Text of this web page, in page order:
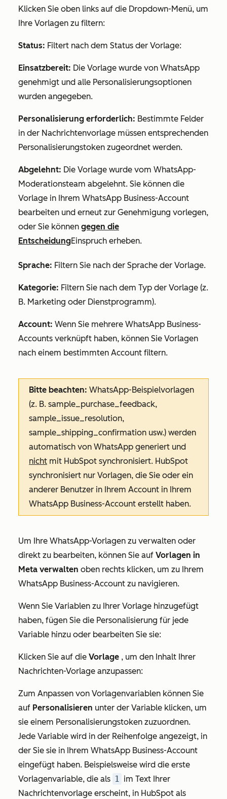
Klicken Sie oben links auf die Dropdown-Menü, um
Ihre Vorlagen zu filtern:
Status: Filtert nach dem Status der Vorlage:
Einsatzbereit: Die Vorlage wurde von WhatsApp
genehmigt und alle Personalisierungsoptionen
wurden angegeben.
Personalisierung erforderlich: Bestimmte Felder
in der Nachrichtenvorlage müssen entsprechenden
Personalisierungstoken zugeordnet werden.
Abgelehnt: Die Vorlage wurde vom WhatsApp-
Moderationsteam abgelehnt. Sie können die
Vorlage in Ihrem WhatsApp Business-Account
bearbeiten und erneut zur Genehmigung vorlegen,
oder Sie können gegen die
EntscheidungEinspruch erheben.
Sprache: Filtern Sie nach der Sprache der Vorlage.
Kategorie: Filtern Sie nach dem Typ der Vorlage (z.
B. Marketing oder Dienstprogramm).
Account: Wenn Sie mehrere WhatsApp Business-
Accounts verknüpft haben, können Sie Vorlagen
nach einem bestimmten Account filtern.
Bitte beachten: WhatsApp-Beispielvorlagen
(z. B. sample_purchase_feedback,
sample_issue_resolution,
sample_shipping_confirmation usw.) werden
automatisch von WhatsApp generiert und
nicht mit HubSpot synchronisiert. HubSpot
synchronisiert nur Vorlagen, die Sie oder ein
anderer Benutzer in Ihrem Account in Ihrem
WhatsApp Business-Account erstellt haben.
Um Ihre WhatsApp-Vorlagen zu verwalten oder
direkt zu bearbeiten, können Sie auf Vorlagen in
Meta verwalten oben rechts klicken, um zu Ihrem
WhatsApp Business-Account zu navigieren.
Wenn Sie Variablen zu Ihrer Vorlage hinzugefügt
haben, fügen Sie die Personalisierung für jede
Variable hinzu oder bearbeiten Sie sie:
Klicken Sie auf die Vorlage , um den Inhalt Ihrer
Nachrichten-Vorlage anzupassen:
Zum Anpassen von Vorlagenvariablen können Sie
auf Personalisieren unter der Variable klicken, um
sie einem Personalisierungstoken zuzuordnen.
Jede Variable wird in der Reihenfolge angezeigt, in
der Sie sie in Ihrem WhatsApp Business-Account
eingefügt haben. Beispielsweise wird die erste
Vorlagenvariable, die als 1 im Text Ihrer
Nachrichtenvorlage erscheint, in HubSpot als